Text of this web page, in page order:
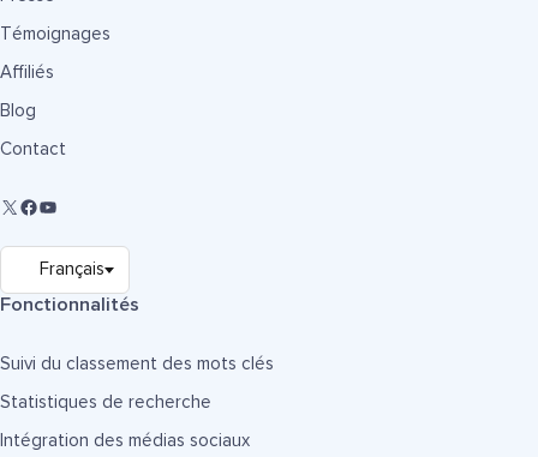
Témoignages
Affiliés
Blog
Contact
Fonctionnalités
Suivi du classement des mots clés
Statistiques de recherche
Intégration des médias sociaux